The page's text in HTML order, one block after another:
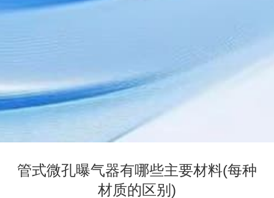
管式微孔曝气器有哪些主要材料(每种
材质的区别)